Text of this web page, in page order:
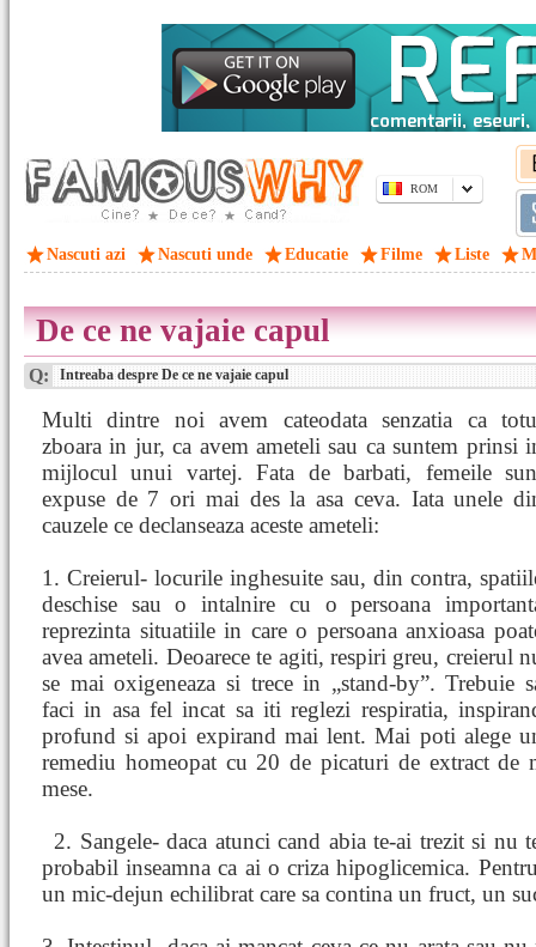
ROM
Nascuti azi Nascuti unde Educatie Filme Liste
De ce ne vajaie capul
Q: Intreaba despre De ce ne vajaie capul
Multi dintre noi avem cateodata senzatia ca
zboara in jur, ca avem ameteli sau ca suntem prinsi
mijlocul unui vartej. Fata de barbati, femeile
expuse de 7 ori mai des la asa ceva. Iata unele
cauzele ce declanseaza aceste ameteli:
1. Creierul- locurile inghesuite sau, din contra,
deschise sau o intalnire cu o persoana
reprezinta situatiile in care o persoana anxioasa
avea ameteli. Deoarece te agiti, respiri greu, creierul
se mai oxigeneaza si trece in „stand-by”. Trebuie
faci in asa fel incat sa iti reglezi respiratia,
profund si apoi expirand mai lent. Mai poti alege
remediu homeopat cu 20 de picaturi de extract de
mese.
2. Sangele- daca atunci cand abia te-ai trezit si
probabil inseamna ca ai o criza hipoglicemica.
un mic-dejun echilibrat care sa contina un fruct, un